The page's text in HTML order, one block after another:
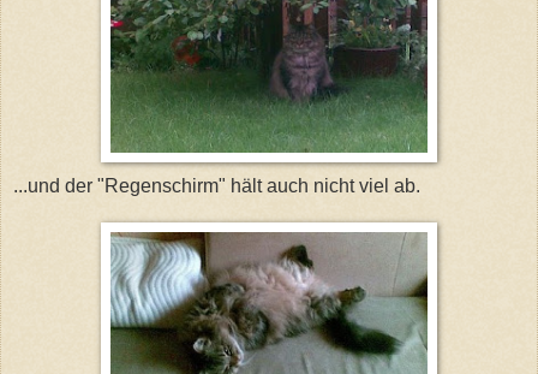
...und der "Regenschirm" hält auch nicht viel ab.